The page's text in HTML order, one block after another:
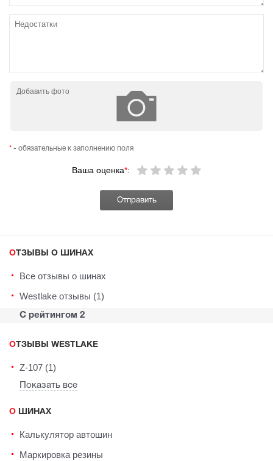
Добавить фото
Ваша оценка*:
* - обязательные к заполнению поля
ОТЗЫВЫ О ШИНАХ
Все отзывы о шинах
Westlake отзывы (1)
С рейтингом 2
ОТЗЫВЫ WESTLAKE
Z-107 (1)
Показать все
О ШИНАХ
Калькулятор автошин
Маркировка резины